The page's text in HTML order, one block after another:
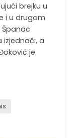
brejku u
i u drugom
izjednači, a
je